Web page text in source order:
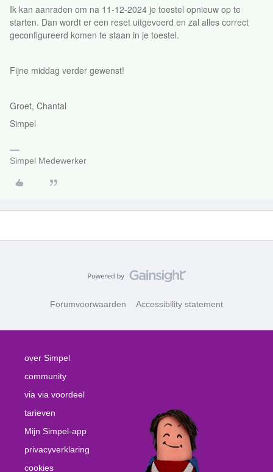
Ik kan aanraden om na 11-12-2024 je toestel opnieuw op te
starten. Dan wordt er een reset uitgevoerd en zal alles correct
geconfigureerd komen te staan in je toestel.
Fijne middag verder gewenst!
Groet, Chantal
Simpel
Simpel Medewerker
Forumvoorwaarden Accessibility statement
over Simpel
community
via via voordeel
tarieven
Mijn Simpel-app
privacyverklaring
cookies